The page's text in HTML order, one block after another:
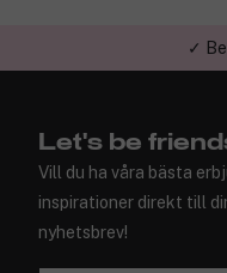
Let's be
Vill du ha våra bästa
inspirationer direkt till
nyhetsbrev!